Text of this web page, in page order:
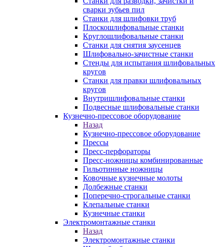
сварки зубьев пил
Станки для шлифовки труб
Плоскошлифовальные станки
Круглошлифовальные станки
Станки для снятия заусенцев
Шлифовально-зачистные станки
Стенды для испытания шлифовальных
кругов
Станки для правки шлифовальных
кругов
Внутришлифовальные станки
Подвесные шлифовальные станки
Кузнечно-прессовое оборудование
Назад
Кузнечно-прессовое оборудование
Прессы
Пресс-перфораторы
Пресс-ножницы комбинированные
Гильотинные ножницы
Ковочные кузнечные молоты
Долбежные станки
Поперечно-строгальные станки
Клепальные станки
Кузнечные станки
Электромонтажные станки
Назад
Электромонтажные станки